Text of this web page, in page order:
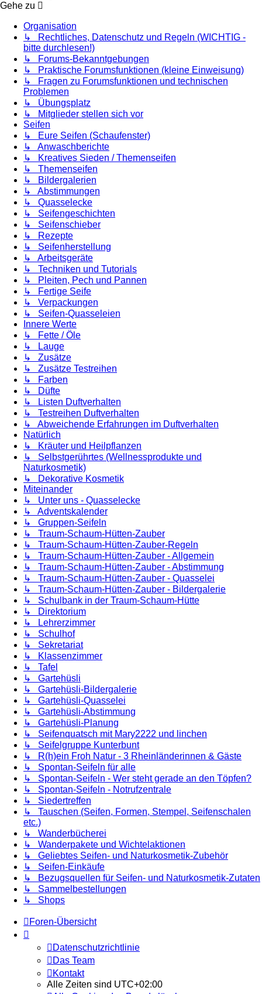
Gehe zu
Organisation
↳ Rechtliches, Datenschutz und Regeln (WICHTIG -
bitte durchlesen!)
↳ Forums-Bekanntgebungen
↳ Praktische Forumsfunktionen (kleine Einweisung)
↳ Fragen zu Forumsfunktionen und technischen
Problemen
↳ Übungsplatz
↳ Mitglieder stellen sich vor
Seifen
↳ Eure Seifen (Schaufenster)
↳ Anwaschberichte
↳ Kreatives Sieden / Themenseifen
↳ Themenseifen
↳ Bildergalerien
↳ Abstimmungen
↳ Quasselecke
↳ Seifengeschichten
↳ Seifenschieber
↳ Rezepte
↳ Seifenherstellung
↳ Arbeitsgeräte
↳ Techniken und Tutorials
↳ Pleiten, Pech und Pannen
↳ Fertige Seife
↳ Verpackungen
↳ Seifen-Quasseleien
Innere Werte
↳ Fette / Öle
↳ Lauge
↳ Zusätze
↳ Zusätze Testreihen
↳ Farben
↳ Düfte
↳ Listen Duftverhalten
↳ Testreihen Duftverhalten
↳ Abweichende Erfahrungen im Duftverhalten
Natürlich
↳ Kräuter und Heilpflanzen
↳ Selbstgerührtes (Wellnessprodukte und
Naturkosmetik)
↳ Dekorative Kosmetik
Miteinander
↳ Unter uns - Quasselecke
↳ Adventskalender
↳ Gruppen-Seifeln
↳ Traum-Schaum-Hütten-Zauber
↳ Traum-Schaum-Hütten-Zauber-Regeln
↳ Traum-Schaum-Hütten-Zauber - Allgemein
↳ Traum-Schaum-Hütten-Zauber - Abstimmung
↳ Traum-Schaum-Hütten-Zauber - Quasselei
↳ Traum-Schaum-Hütten-Zauber - Bildergalerie
↳ Schulbank in der Traum-Schaum-Hütte
↳ Direktorium
↳ Lehrerzimmer
↳ Schulhof
↳ Sekretariat
↳ Klassenzimmer
↳ Tafel
↳ Gartehüsli
↳ Gartehüsli-Bildergalerie
↳ Gartehüsli-Quasselei
↳ Gartehüsli-Abstimmung
↳ Gartehüsli-Planung
↳ Seifenquatsch mit Mary2222 und linchen
↳ Seifelgruppe Kunterbunt
↳ R(h)ein Froh Natur - 3 Rheinländerinnen & Gäste
↳ Spontan-Seifeln für alle
↳ Spontan-Seifeln - Wer steht gerade an den Töpfen?
↳ Spontan-Seifeln - Notrufzentrale
↳ Siedertreffen
↳ Tauschen (Seifen, Formen, Stempel, Seifenschalen
etc.)
↳ Wanderbücherei
↳ Wanderpakete und Wichtelaktionen
↳ Geliebtes Seifen- und Naturkosmetik-Zubehör
↳ Seifen-Einkäufe
↳ Bezugsquellen für Seifen- und Naturkosmetik-Zutaten
↳ Sammelbestellungen
↳ Shops
Foren-Übersicht
Datenschutzrichtlinie
Das Team
Kontakt
Alle Zeiten sind UTC+02:00